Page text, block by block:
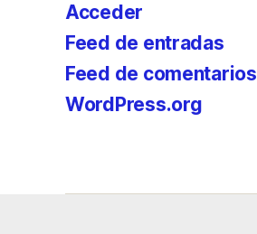
Acceder
Feed de entradas
Feed de comentarios
WordPress.org